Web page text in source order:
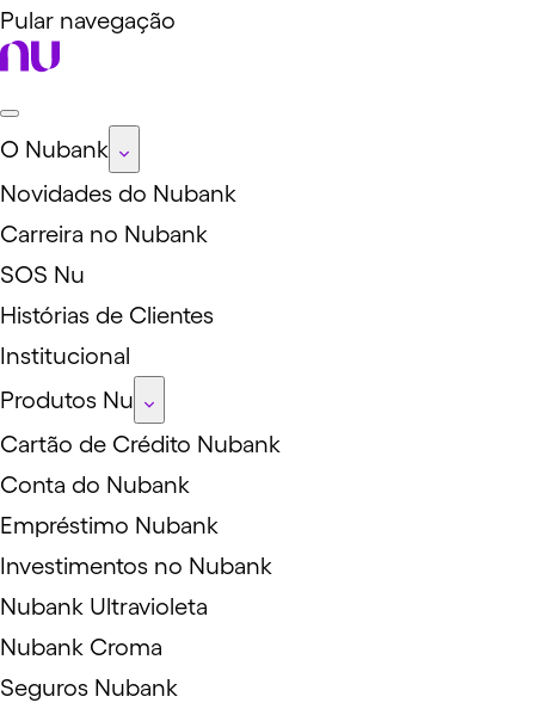
Pular navegação
O Nubank
Novidades do Nubank
Carreira no Nubank
SOS Nu
Histórias de Clientes
Institucional
Produtos Nu
Cartão de Crédito Nubank
Conta do Nubank
Empréstimo Nubank
Investimentos no Nubank
Nubank Ultravioleta
Nubank Croma
Seguros Nubank